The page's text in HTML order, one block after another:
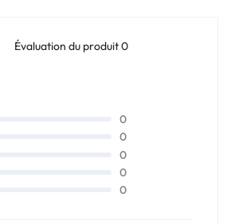
Évaluation du produit 0
0
0
0
0
0